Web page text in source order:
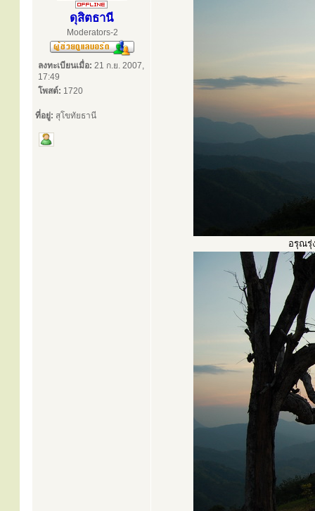
ดุสิตธานี
Moderators-2
ลงทะเบียนเมื่อ: 21 ก.ย. 2007,
17:49
โพสต์: 1720
ที่อยู่: สุโขทัยธานี
อรุณรุ่